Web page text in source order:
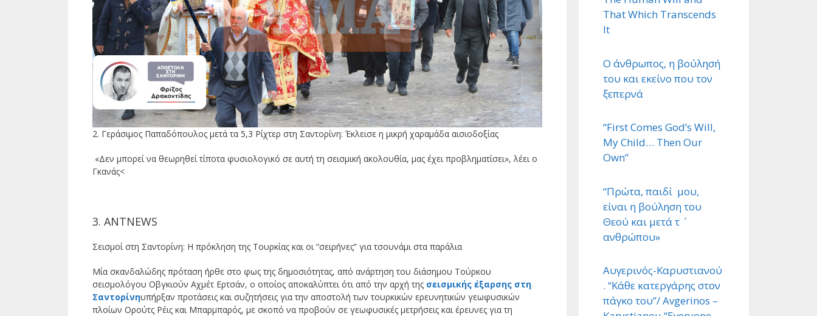
2. Γεράσιμος Παπαδόπουλος μετά τα 5,3 Ρίχτερ στη Σαντορίνη: Έκλεισε η μικρή χαραμάδα αισιοδοξίας
«Δεν μπορεί να θεωρηθεί τίποτα φυσιολογικό σε αυτή τη σεισμική ακολουθία, μας έχει προβληματίσει», λέει ο
Γκανάς<
3. ΑΝΤNEWS
Σεισμοί στη Σαντορίνη: Η πρόκληση της Τουρκίας και οι “σειρήνες” για τσουνάμι στα παράλια
Μία σκανδαλώδης πρόταση ήρθε στο φως της δημοσιότητας, από ανάρτηση του διάσημου Τούρκου
σεισμολόγου Οβγκιούν Αχμέτ Ερτσάν, ο οποίος αποκαλύπτει ότι από την αρχή της σεισμικής έξαρσης στη
Σαντορίνηυπήρξαν προτάσεις και συζητήσεις για την αποστολή των τουρκικών ερευνητικών γεωφυσικών
πλοίων Ορούτς Ρέις και Μπαρμπαρός, με σκοπό να προβούν σε γεωφυσικές μετρήσεις και έρευνες για τη
That Which Transcends
It
Ο άνθρωπος, η βούλησή
του και εκείνο που τον
ξεπερνά
“First Comes God’s Will,
My Child… Then Our
Own”
“Πρώτα, παιδί μου,
είναι η βούληση του
Θεού και μετά τ ΄
ανθρώπου»
Αυγερινός-Καρυστιανού
. “Κάθε κατεργάρης στον
πάγκο του”/ Avgerinos –